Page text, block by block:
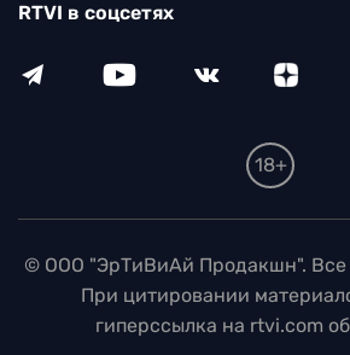
RTVI в соцсетях
18+
© ООО "ЭрТиВиАй Продакшн".
При цитировании
гиперссылка на rtvi.com